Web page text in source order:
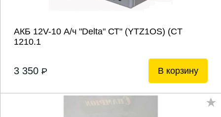
АКБ 12V-10 А/ч "Delta" СТ" (YTZ1OS) (CT
1210.1
3 350 P В корзину